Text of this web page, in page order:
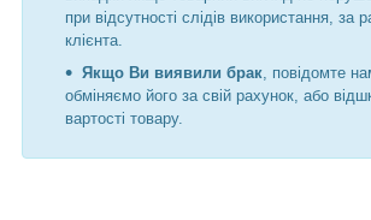
при відсутності слідів використання, за
клієнта.
Якщо Ви виявили брак , повідомте
обміняємо його за свій рахунок, або
вартості товару.